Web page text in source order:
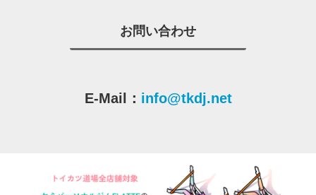
お問い合わせ
E-Mail： info@tkdj.net